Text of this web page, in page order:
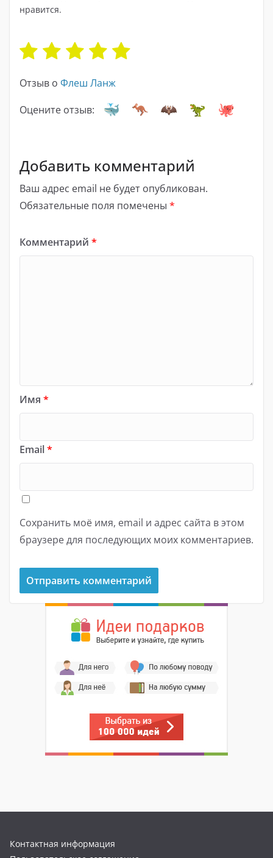
нравится.
Отзыв о Флеш Ланж
Оцените отзыв:
Добавить комментарий
Ваш адрес email не будет опубликован.
Обязательные поля помечены *
Комментарий *
Имя *
Email*
Сохранить моё имя, email и адрес сайта в этом
браузере для последующих моих комментариев.
Контактная информация